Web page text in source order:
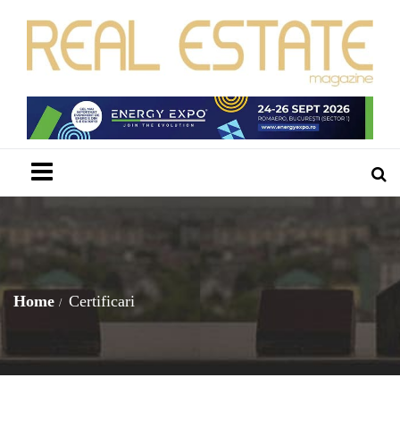
Home Certificari